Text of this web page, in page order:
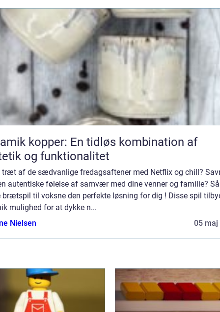
kopper: En tidløs kombination af
og funktionalitet
træt af de sædvanlige fredagsaftener med Netflix og chill?
autentiske følelse af samvær med dine venner og familie?
brætspil til voksne den perfekte løsning for dig ! Disse spil
mulighed for at dykke n...
Nielsen
05 maj